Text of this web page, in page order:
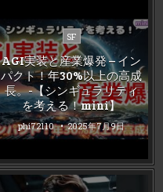
Posted
in
SF
AGI実装と産業爆発 – イン
パクト！年30%以上の高成
長。-【シンギュラリティ
を考える！mini】
phi72110 2025年7月9日